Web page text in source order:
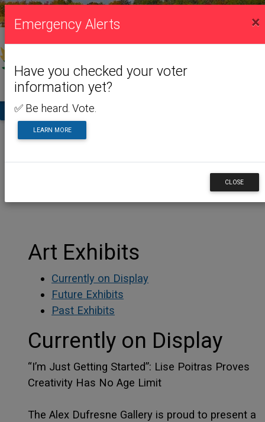
VISITING US
Home Visiting Us
Art Exhibits
Currently on Display
Future Exhibits
Past Exhibits
Currently on Display
“I’m Just Getting Started”: Lise Poitras Proves
Creativity Has No Age Limit
The Alex Dufresne Gallery is proud to present a
Emergency Alerts ×
Have you checked your voter
information yet?
✅ Be heard. Vote.
LEARN MORE
CLOSE